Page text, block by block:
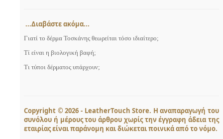
...Διαβάστε ακόμα...
Γιατί το δέρμα Τοσκάνης θεωρείται τόσο ιδιαίτερο;
Τί είναι η βιολογική βαφή;
Τι τύποι δέρματος υπάρχουν;
Copyright © 2026 - LeatherTouch Store. Η αναπαραγωγή του
συνόλου ή μέρους του άρθρου χωρίς την έγγραφη άδεια της
εταιρίας είναι παράνομη και διώκεται ποινικά από το νόμο.